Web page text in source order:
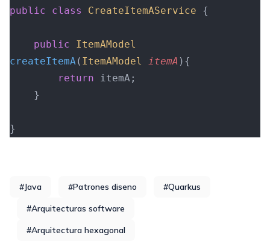
public class CreateItemAService {
    public
ItemAModel
createItemA( ItemAModel itemA ){
        return
itemA;
    }
}
#Java #Patrones diseno
#Quarkus
#Arquitecturas software
#Arquitectura hexagonal